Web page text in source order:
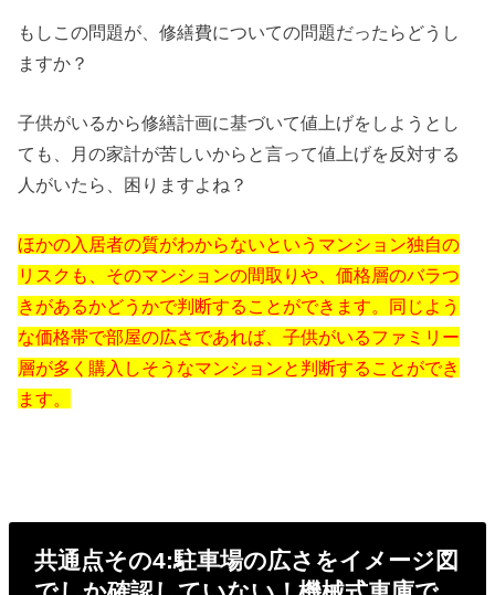
もしこの問題が、修繕費についての問題だったらどうし
ますか？
子供がいるから修繕計画に基づいて値上げをしようとし
ても、月の家計が苦しいからと言って値上げを反対する
人がいたら、困りますよね？
ほかの入居者の質がわからないというマンション独自の
リスクも、そのマンションの間取りや、価格層のバラつ
きがあるかどうかで判断することができます。同じよう
な価格帯で部屋の広さであれば、子供がいるファミリー
層が多く購入しそうなマンションと判断することができ
ます。
共通点その4:駐車場の広さをイメージ図